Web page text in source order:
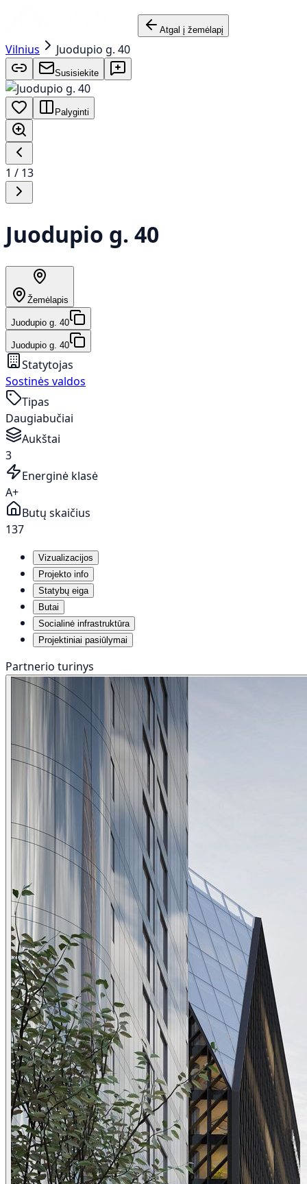
Atgal į žemėlapį
Vilnius Juodupio g. 40
Susisiekite
Palyginti
1 / 13
Juodupio g. 40
Žemėlapis
Juodupio g. 40
Juodupio g. 40
Statytojas
Sostinės valdos
Tipas
Daugiabučiai
Aukštai
3
Energinė klasė
A+
Butų skaičius
137
Vizualizacijos
Projekto info
Statybų eiga
Butai
Socialinė infrastruktūra
Projektiniai pasiūlymai
Partnerio turinys